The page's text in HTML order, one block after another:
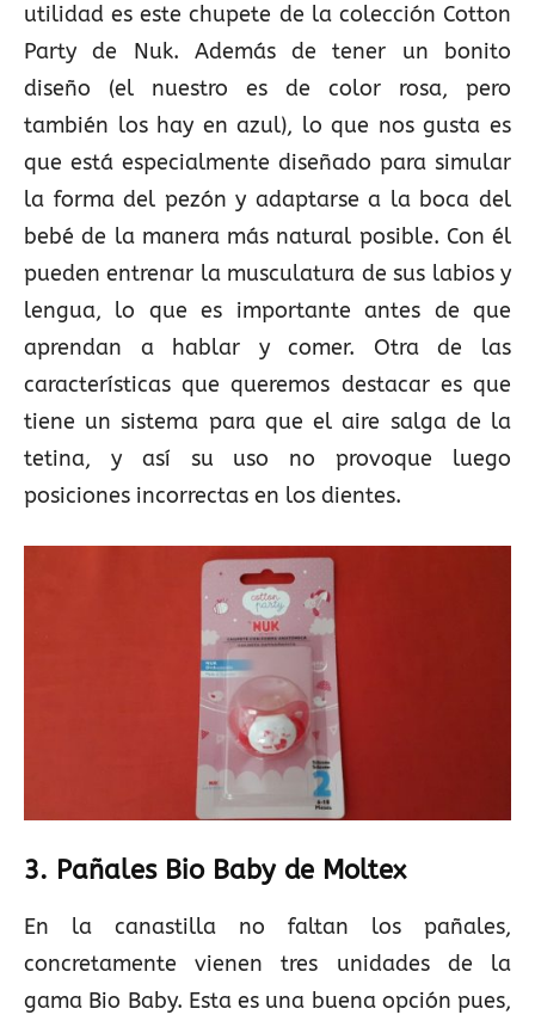
utilidad es este chupete de la colección Cotton
Party de Nuk. Además de tener un bonito
diseño (el nuestro es de color rosa, pero
también los hay en azul), lo que nos gusta es
que está especialmente diseñado para simular
la forma del pezón y adaptarse a la boca del
bebé de la manera más natural posible. Con él
pueden entrenar la musculatura de sus labios y
lengua, lo que es importante antes de que
aprendan a hablar y comer. Otra de las
características que queremos destacar es que
tiene un sistema para que el aire salga de la
tetina, y así su uso no provoque luego
posiciones incorrectas en los dientes.
3. Pañales Bio Baby de Moltex
En la canastilla no faltan los pañales,
concretamente vienen tres unidades de la
gama Bio Baby. Esta es una buena opción pues,